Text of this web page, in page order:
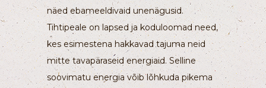
näed ebameeldivaid unenägusid.
Tihtipeale on lapsed ja koduloomad need,
kes esimestena hakkavad tajuma neid
mitte tavapäraseid energiaid. Selline
soovimatu energia võib lõhkuda pikema